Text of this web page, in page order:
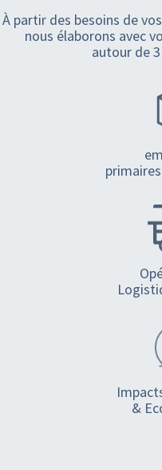
À partir des besoins de
nous élaborons avec
autour de
&